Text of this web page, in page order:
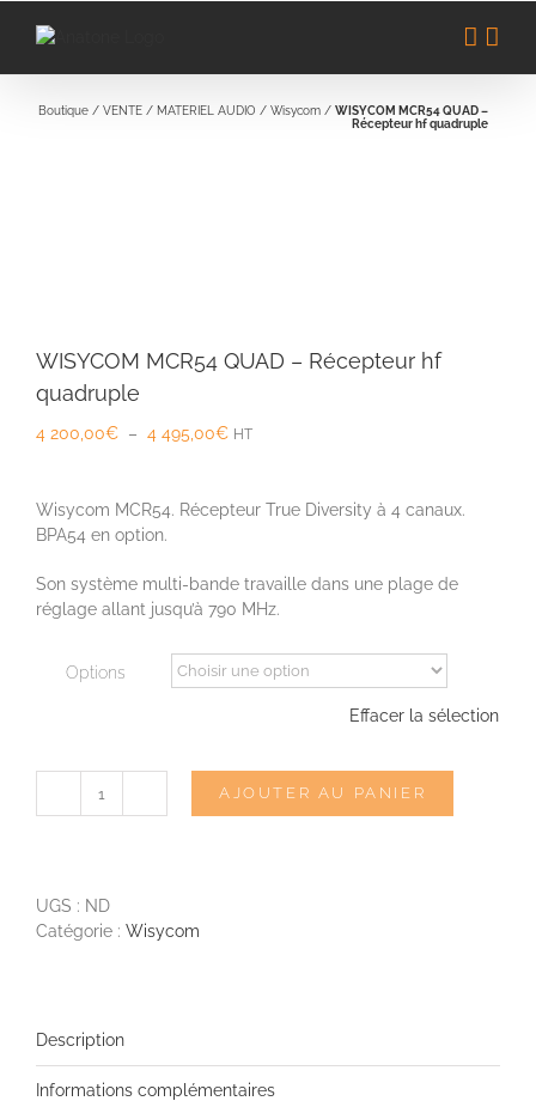
Boutique / VENTE / MATERIEL AUDIO / Wisycom / WISYCOM MCR54 QUAD –
Récepteur hf quadruple
WISYCOM MCR54 QUAD – Récepteur hf
quadruple
4 200,00€ – 4 495,00€Plage
4
4
495,00€
HT
Wisycom MCR54. Récepteur True Diversity à 4 canaux.
BPA54 en option.
Son système multi-bande travaille dans une plage de
réglage allant jusqu’à 790 MHz.
Options
Effacer la sélection
quantité
QUAD
-
AJOUTER AU PANIER
UGS : ND
Catégorie : Wisycom
Description
Informations complémentaires